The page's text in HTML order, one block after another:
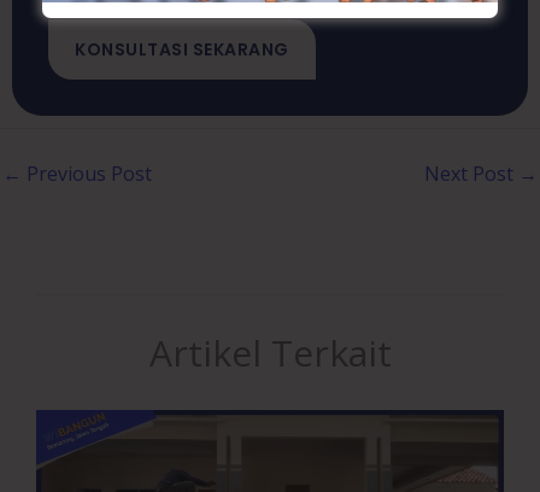
KONSULTASI SEKARANG
← Previous Post Next Post →
Artikel Terkait